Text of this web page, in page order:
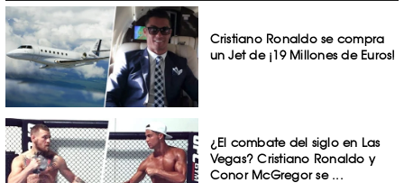
Cristiano Ronaldo se compra
un Jet de ¡19 Millones de Euros!
¿El combate del siglo en Las
Vegas? Cristiano Ronaldo y
Conor McGregor se ...